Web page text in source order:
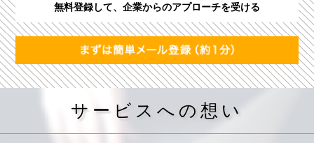
無料登録して、企業からのアプローチを受ける
サービスへの想い